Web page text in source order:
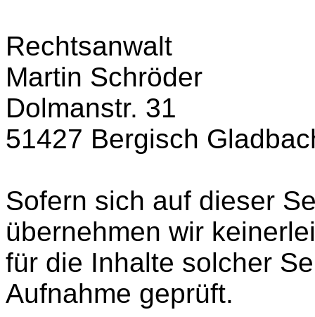
Rechtsanwalt
Martin Schröder
Dolmanstr. 31
51427 Bergisch
Sofern sich auf dieser
übernehmen wir
für die Inhalte solcher
Aufnahme geprüft.